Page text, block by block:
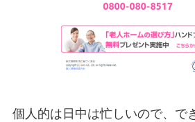
個人的は日中は忙しいので、で